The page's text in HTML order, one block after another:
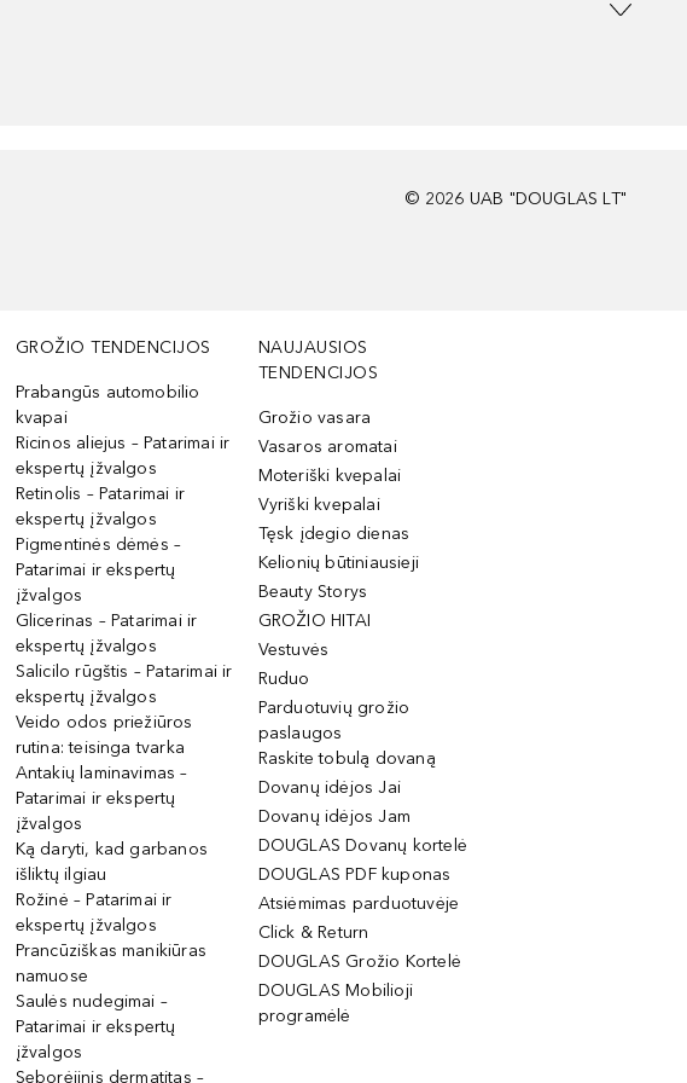
© 2026 UAB "DOUGLAS LT"
GROŽIO TENDENCIJOS
Prabangūs automobilio
kvapai
Ricinos aliejus – Patarimai ir
ekspertų įžvalgos
Retinolis – Patarimai ir
ekspertų įžvalgos
Pigmentinės dėmės –
Patarimai ir ekspertų
įžvalgos
Glicerinas – Patarimai ir
ekspertų įžvalgos
Salicilo rūgštis – Patarimai ir
ekspertų įžvalgos
Veido odos priežiūros
rutina: teisinga tvarka
Antakių laminavimas –
Patarimai ir ekspertų
įžvalgos
Ką daryti, kad garbanos
išliktų ilgiau
Rožinė – Patarimai ir
ekspertų įžvalgos
Prancūziškas manikiūras
namuose
Saulės nudegimai –
Patarimai ir ekspertų
įžvalgos
Seborėjinis dermatitas –
NAUJAUSIOS
TENDENCIJOS
Grožio vasara
Vasaros aromatai
Moteriški kvepalai
Vyriški kvepalai
Tęsk įdegio dienas
Kelionių būtiniausieji
Beauty Storys
GROŽIO HITAI
Vestuvės
Ruduo
Parduotuvių grožio
paslaugos
Raskite tobulą dovaną
Dovanų idėjos Jai
Dovanų idėjos Jam
DOUGLAS Dovanų kortelė
DOUGLAS PDF kuponas
Atsiėmimas parduotuvėje
Click & Return
DOUGLAS Grožio Kortelė
DOUGLAS Mobilioji
programėlė